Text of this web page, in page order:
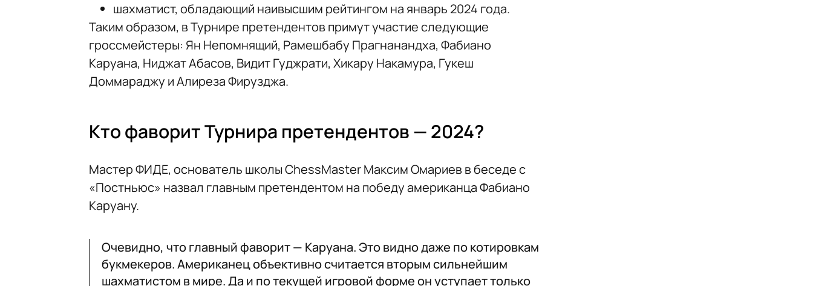
шахматист, обладающий наивысшим рейтингом на январь 2024 года.
Таким образом, в Турнире претендентов примут участие следующие
гроссмейстеры: Ян Непомнящий, Рамешбабу Прагнанандха, Фабиано
Каруана, Ниджат Абасов, Видит Гуджрати, Хикару Накамура, Гукеш
Доммараджу и Алиреза Фирузджа.
Кто фаворит Турнира претендентов — 2024?
Мастер ФИДЕ, основатель школы ChessMaster Максим Омариев в беседе с
«Постньюс» назвал главным претендентом на победу американца Фабиано
Каруану.
Очевидно, что главный фаворит — Каруана. Это видно даже по котировкам
букмекеров. Американец объективно считается вторым сильнейшим
шахматистом в мире. Да и по текущей игровой форме он уступает только